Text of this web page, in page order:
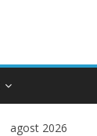
agost 2026